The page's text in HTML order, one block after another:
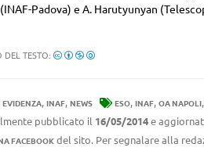
Padova) e A. Harutyunyan
DEL TESTO:
EVIDENZA, INAF, NEWS ESO, INAF, OA NAPOLI,
pubblicato il 16/05/2014e
FACEBOOKdel sito. Per segnalare alla